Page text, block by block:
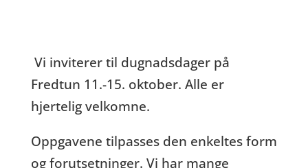
Vi inviterer til dugnadsdager på
Fredtun 11.-15. oktober. Alle er
hjertelig velkomne.
Oppgavene tilpasses den enkeltes form
og forutsetninger. Vi har mange